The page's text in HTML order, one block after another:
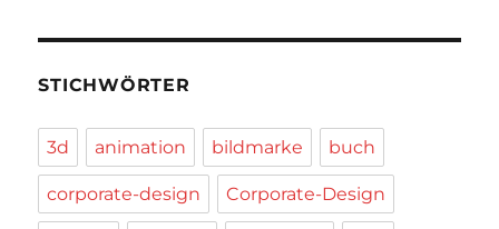
STICHWÖRTER
3d animation bildmarke buch
corporate-design Corporate-Design